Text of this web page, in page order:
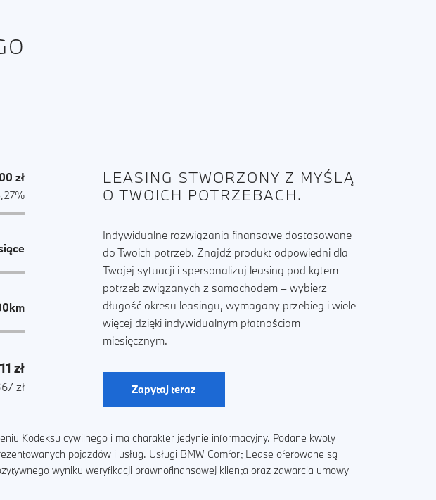
zł
zł
zł
LEASING STWORZONY Z MYŚLĄ
O TWOICH POTRZEBACH.
Indywidualne rozwiązania finansowe dostosowane
do Twoich potrzeb. Znajdź produkt odpowiedni dla
Twojej sytuacji i spersonalizuj leasing pod kątem
potrzeb związanych z samochodem – wybierz
długość okresu leasingu, wymagany przebieg i wiele
więcej dzięki indywidualnym płatnościom
miesięcznym.
Zapytaj teraz
Kodeksu cywilnego i ma charakter jedynie informacyjny. Podane kwoty
pojazdów i usług. Usługi BMW Comfort Lease oferowane są
wyniku weryfikacji prawnofinansowej klienta oraz zawarcia umowy